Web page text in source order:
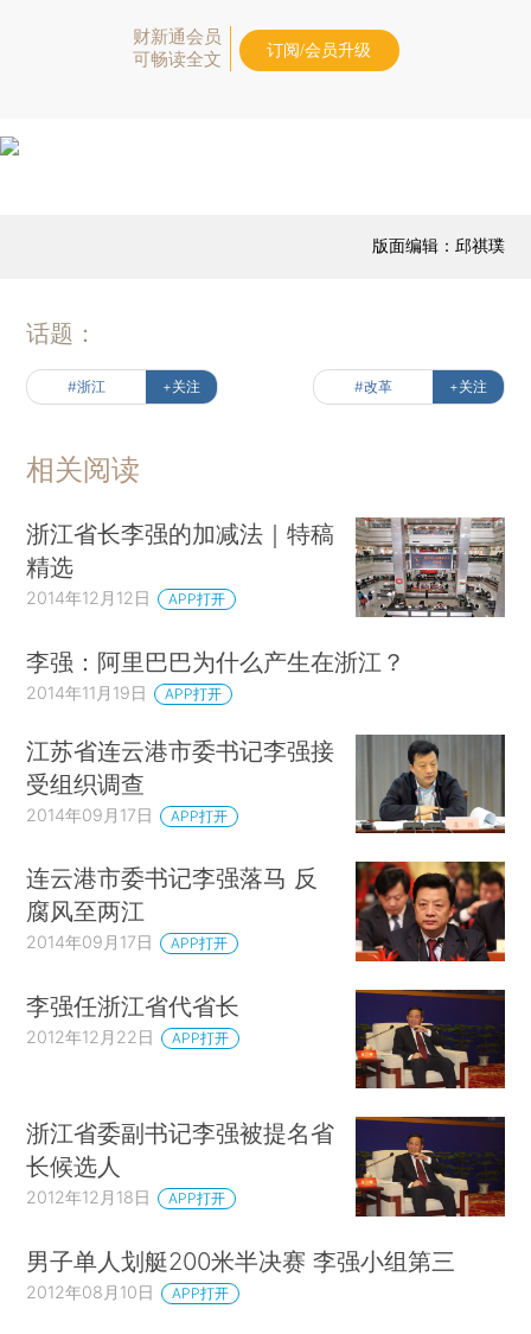
财新通会员
可畅读全文
订阅/会员升级
版面编辑：邱祺璞
话题：
#浙江 +关注 #改革 +关注
相关阅读
浙江省长李强的加减法｜特稿
精选
2014年12月12日 APP打开
李强：阿里巴巴为什么产生在浙江？
2014年11月19日 APP打开
江苏省连云港市委书记李强接
受组织调查
2014年09月17日 APP打开
连云港市委书记李强落马 反
腐风至两江
2014年09月17日 APP打开
李强任浙江省代省长
2012年12月22日 APP打开
浙江省委副书记李强被提名省
长候选人
2012年12月18日 APP打开
男子单人划艇200米半决赛 李强小组第三
2012年08月10日 APP打开